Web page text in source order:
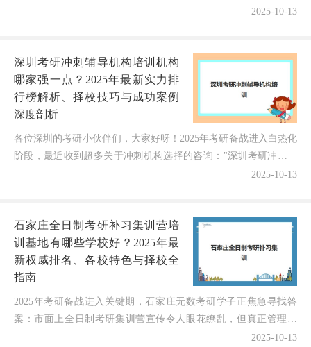
哪家强些？2025年如何避开选择陷阱，找到真正能助力上...2025-10-13
深圳考研冲刺辅导机构培训机构
哪家强一点？2025年最新实力排
行榜解析、择校技巧与成功案例
深度剖析
各位深圳的考研小伙伴们，大家好呀！2025年考研备战进入白热化
阶段，最近收到超多关于冲刺机构选择的咨询："深圳考研冲刺辅
导机构培训机构哪家强一点？"作为在考研辅导领域深耕...2025-10-13
石家庄全日制考研补习集训营培
训基地有哪些学校好？2025年最
新权威排名、各校特色与择校全
指南
2025年考研备战进入关键期，石家庄无数考研学子正焦急寻找答
案：市面上全日制考研集训营宣传令人眼花缭乱，但真正管理科
学、师资雄厚、提分效果显著的平台有哪些？不同机构的课程...
2025-10-13